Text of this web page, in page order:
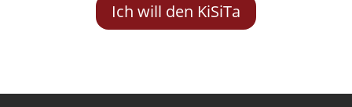
Ich will den KiSiTa